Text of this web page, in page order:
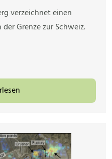
verzeichnet einen
Grenze zur Schweiz.